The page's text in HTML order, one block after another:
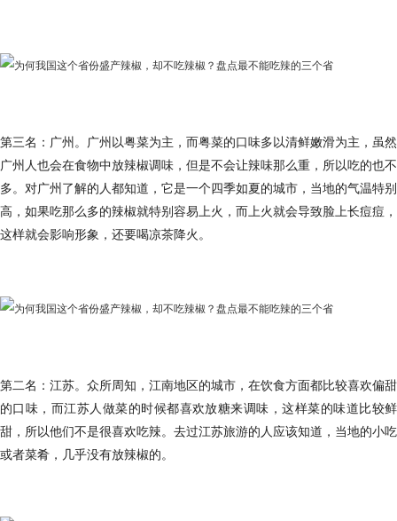
第三名：广州。广州以粤菜为主，而粤菜的口味多以清鲜嫩滑为主，虽然
广州人也会在食物中放辣椒调味，但是不会让辣味那么重，所以吃的也不
多。对广州了解的人都知道，它是一个四季如夏的城市，当地的气温特别
高，如果吃那么多的辣椒就特别容易上火，而上火就会导致脸上长痘痘，
这样就会影响形象，还要喝凉茶降火。
第二名：江苏。众所周知，江南地区的城市，在饮食方面都比较喜欢偏甜
的口味，而江苏人做菜的时候都喜欢放糖来调味，这样菜的味道比较鲜
甜，所以他们不是很喜欢吃辣。去过江苏旅游的人应该知道，当地的小吃
或者菜肴，几乎没有放辣椒的。